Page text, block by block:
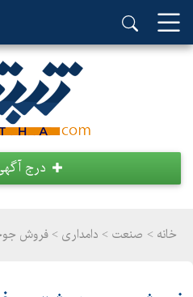
درج
خانه > صنعت > دامداری > فروش